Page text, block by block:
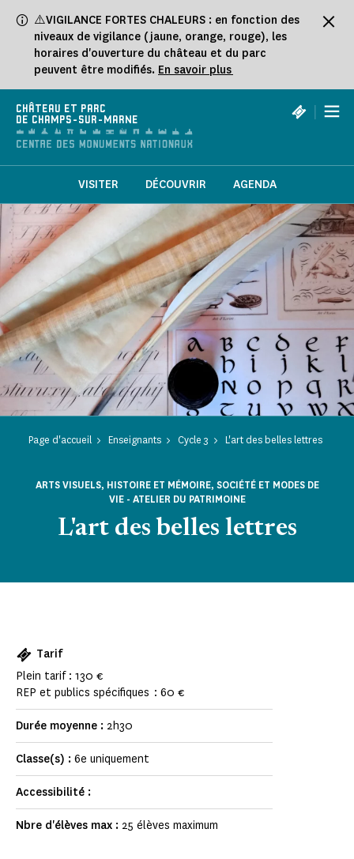
⚠️VIGILANCE FORTES CHALEURS : en fonction des
niveaux de vigilance (jaune, orange, rouge), les
horaires d'ouverture du château et du parc
peuvent être modifiés. En savoir plus
CHÂTEAU ET PARC
DE CHAMPS-SUR-MARNE
|
VISITER DÉCOUVRIR AGENDA
Page d'accueil Enseignants Cycle 3 L'art des belles lettres
L'art des belles lettres
ARTS VISUELS, HISTOIRE ET MÉMOIRE, SOCIÉTÉ ET MODES DE
VIE - ATELIER DU PATRIMOINE
Tarif
Plein tarif : 130 €
REP et publics spécifiques : 60 €
Durée moyenne : 2h30
Classe(s) : 6e uniquement
Accessibilité :
Nbre d'élèves max : 25 élèves maximum